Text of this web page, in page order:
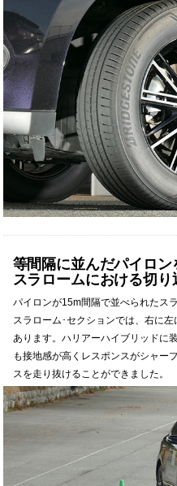
等間隔に並んだパイロン
スラロームにおける切
パイロンが15m間隔で並べられたス
スラローム･セクションでは、右に
あります。ハリアーハイブリッドに
も接地感が高くレスポンスがシャー
スを走り抜けることができました。